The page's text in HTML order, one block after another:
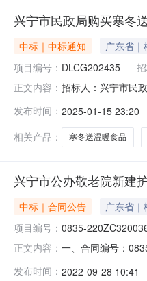
兴宁市民政局购买寒冬
中标｜中标通知 广东省
项目编号： DLCG202435
正文内容： 招标人：兴宁市民
号采购标的数量（
发布时间： 2025-01-15 23:20
相关产品：
寒冬送温暖食品
兴宁市公办敬老院新建
中标｜合同公告 广东省
项目编号： 0835-
正文内容： 一、合同编号：
程有限公司地址：
发布时间： 2022-09-28 10:41